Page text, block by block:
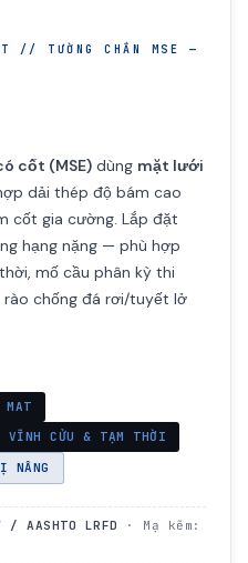
// TƯỜNG CHẮN MSE —
cốt (MSE) dùng mặt lưới
dải thép độ bám cao
cốt gia cường. Lắp đặt
hạng nặng — phù hợp
mố cầu phân kỳ thi
rào chống đá rơi/tuyết lở
VĨNH CỬU & TẠM THỜI
NÂNG
AASHTO LRFD
· Mạ kẽm: